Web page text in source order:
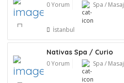
0 Yorum Spa / Masaj
İstanbul
Nativas Spa / Curio
0 Yorum Spa / Masaj